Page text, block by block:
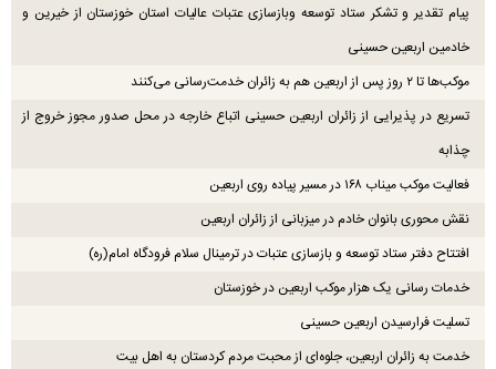
پیام تقدیر و تشکر ستاد توسعه وبازسازی عتبات عالیات استان خوزستان از خیرین و
خادمین اربعین حسینی
موکب‌ها تا ۲ روز پس از اربعین هم به زائران خدمت‌رسانی می‌کنند
تسریع در پذیرایی از زائران اربعین حسینی اتباع خارجه در محل صدور مجوز خروج از
چذابه
فعالیت موکب میناب ۱۶۸ در مسیر پیاده روی اربعین
نقش محوری بانوان خادم در میزبانی از زائران اربعین
افتتاح دفتر ستاد توسعه و بازسازی عتبات در ترمینال سلام فرودگاه امام(ره)
خدمات رسانی یک هزار موکب اربعین در خوزستان
تسلیت فرارسیدن اربعین حسینی
خدمت به زائران اربعین، جلوه‌ای از محبت مردم کردستان به اهل بیت